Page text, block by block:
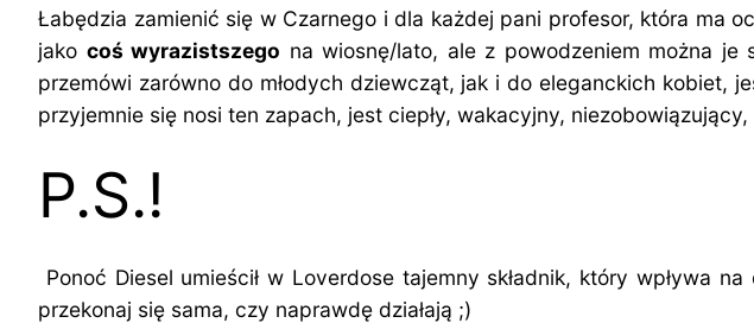
Łabędzia zamienić się w Czarnego i dla każdej pani profesor, która ma
jako coś wyrazistszego na wiosnę/lato, ale z powodzeniem można je
przemówi zarówno do młodych dziewcząt, jak i do eleganckich kobiet,
przyjemnie się nosi ten zapach, jest ciepły, wakacyjny,
P.S.!
Ponoć Diesel umieścił w Loverdose tajemny składnik, który wpływa
przekonaj się sama, czy naprawdę działają ;)